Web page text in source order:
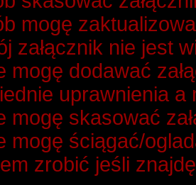
mogę
załącznik nie jest
mogę dodawać
uprawnienia a
mogę skasować
mogę ściągać/
zrobić jeśli